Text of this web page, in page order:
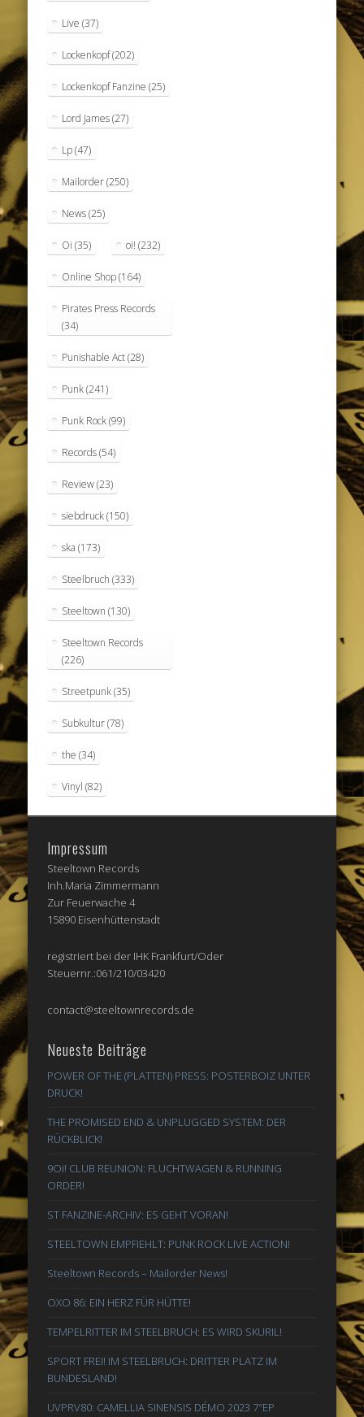
Live (37)
Lockenkopf(202)
Lockenkopf Fanzine (25)
Lord James(27)
Lp(47)
Mailorder(250)
News(25)
Oi (35) oi! (232)
Online Shop(164)
Pirates Press Records
(34)
Punishable Act(28)
Punk(241)
Punk Rock(99)
Records(54)
Review(23)
siebdruck(150)
ska (173)
Steelbruch (333)
Steeltown (130)
Steeltown Records
(226)
Streetpunk(35)
Subkultur(78)
the (34)
Vinyl (82)
Impressum
Steeltown Records
Inh.Maria Zimmermann
Zur Feuerwache 4
15890 Eisenhüttenstadt
registriert bei der IHK Frankfurt/Oder
Steuernr.:061/210/03420
contact@steeltownrecords.de
Neueste Beiträge
POWER OF THE (PLATTEN) PRESS: POSTERBOIZ UNTER
DRUCK!
THE PROMISED END & UNPLUGGED SYSTEM: DER
RÜCKBLICK!
9Oi! CLUB REUNION: FLUCHTWAGEN & RUNNING
ORDER!
ST FANZINE-ARCHIV: ES GEHT VORAN!
STEELTOWN EMPFIEHLT: PUNK ROCK LIVE ACTION!
Steeltown Records – Mailorder News!
OXO 86: EIN HERZ FÜR HÜTTE!
TEMPELRITTER IM STEELBRUCH: ES WIRD SKURIL!
SPORT FREI! IM STEELBRUCH: DRITTER PLATZ IM
BUNDESLAND!
UVPRV80: CAMELLIA SINENSIS DÉMO 2023 7″EP